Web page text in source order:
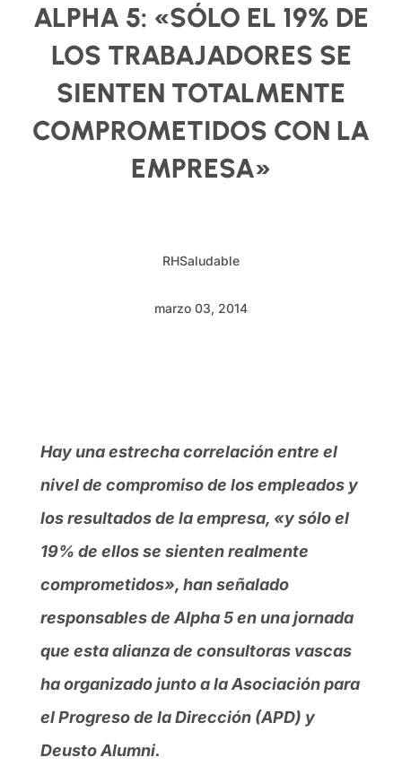
ALPHA 5: «SÓLO EL 19% DE
LOS TRABAJADORES SE
SIENTEN TOTALMENTE
COMPROMETIDOS CON LA
EMPRESA»
RHSaludable
marzo 03, 2014
Hay una estrecha correlación entre el
nivel de compromiso de los empleados y
los resultados de la empresa, «y sólo el
19% de ellos se sienten realmente
comprometidos», han señalado
responsables de Alpha 5 en una jornada
que esta alianza de consultoras vascas
ha organizado junto a la Asociación para
el Progreso de la Dirección (APD) y
Deusto Alumni.